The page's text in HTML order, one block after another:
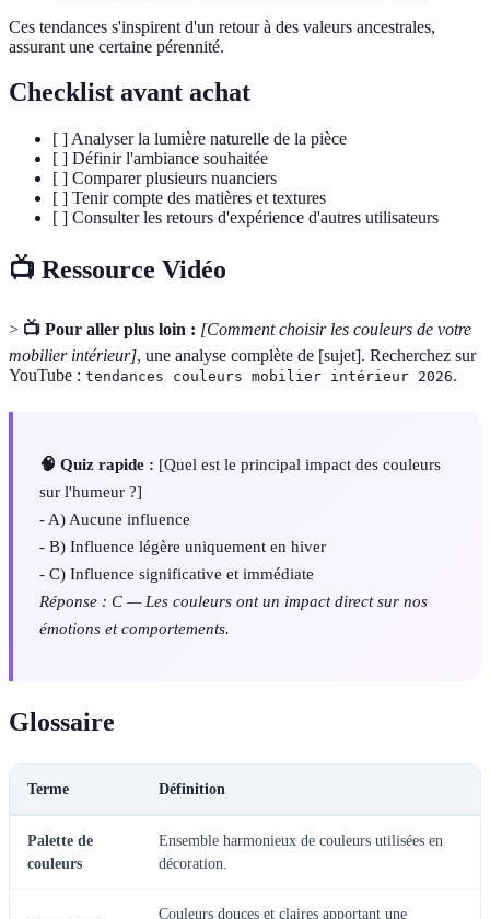
Ces tendances s'inspirent d'un retour à des valeurs ancestrales,
assurant une certaine pérennité.
Checklist avant achat
[ ] Analyser la lumière naturelle de la pièce
[ ] Définir l'ambiance souhaitée
[ ] Comparer plusieurs nuanciers
[ ] Tenir compte des matières et textures
[ ] Consulter les retours d'expérience d'autres utilisateurs
📺 Ressource Vidéo
> 📺 Pour aller plus loin : [Comment choisir les couleurs de votre
mobilier intérieur], une analyse complète de [sujet]. Recherchez sur
YouTube : tendances couleurs mobilier intérieur 2026.
🧠 Quiz rapide : [Quel est le principal impact des couleurs
sur l'humeur ?]
- A) Aucune influence
- B) Influence légère uniquement en hiver
- C) Influence significative et immédiate
Réponse : C — Les couleurs ont un impact direct sur nos
émotions et comportements.
Glossaire
Terme Définition
Palette de
couleurs
Ensemble harmonieux de couleurs utilisées en
décoration.
Couleurs douces et claires apportant une